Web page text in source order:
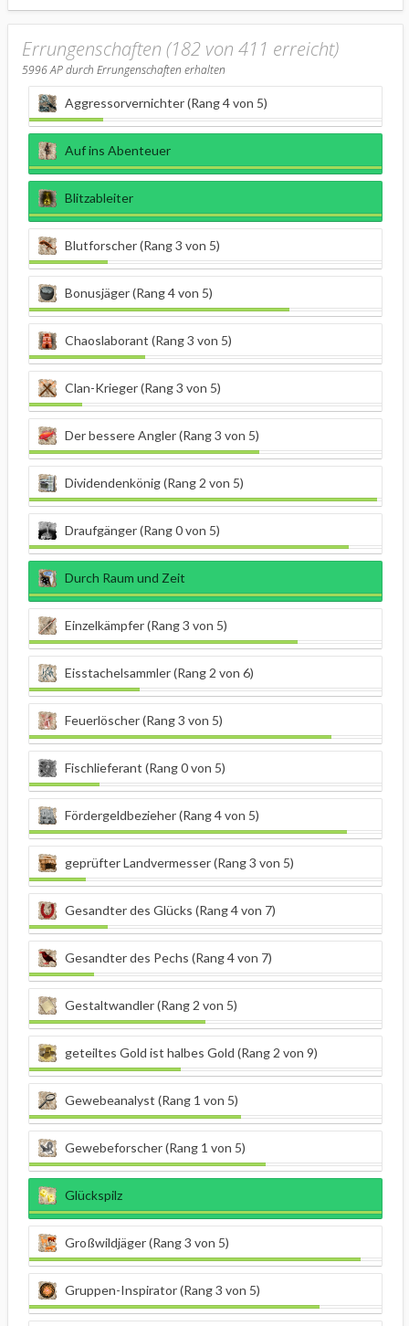
Errungenschaften (182 von 411 erreicht)
5996AP durch Errungenschaften erhalten
Aggressorvernichter (Rang 4 von 5)
Auf ins Abenteuer
Blitzableiter
Blutforscher (Rang 3 von 5)
Bonusjäger (Rang 4 von 5)
Chaoslaborant (Rang 3 von 5)
Clan-Krieger (Rang 3 von 5)
Der bessere Angler (Rang 3 von 5)
Dividendenkönig (Rang 2 von 5)
Draufgänger (Rang 0 von 5)
Durch Raum und Zeit
Einzelkämpfer (Rang 3 von 5)
Eisstachelsammler (Rang 2 von 6)
Feuerlöscher (Rang 3 von 5)
Fischlieferant (Rang 0 von 5)
Fördergeldbezieher (Rang 4 von 5)
geprüfter Landvermesser (Rang 3 von 5)
Gesandter des Glücks (Rang 4 von 7)
Gesandter des Pechs (Rang 4 von 7)
Gestaltwandler (Rang 2 von 5)
geteiltes Gold ist halbes Gold (Rang 2 von 9)
Gewebeanalyst (Rang 1 von 5)
Gewebeforscher (Rang 1 von 5)
Glückspilz
Großwildjäger (Rang 3 von 5)
Gruppen-Inspirator (Rang 3 von 5)